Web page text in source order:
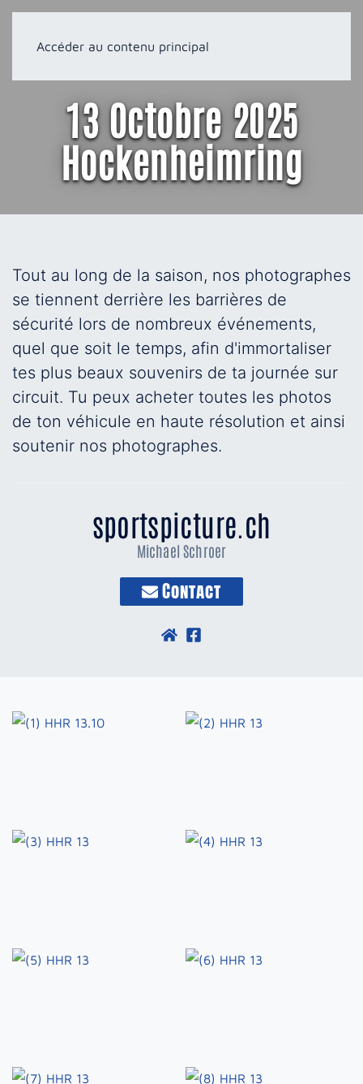
Accéder au contenu principal
13 Octobre 2025
Hockenheimring
Tout au long de la saison, nos photographes
se tiennent derrière les barrières de
sécurité lors de nombreux événements,
quel que soit le temps, afin d'immortaliser
tes plus beaux souvenirs de ta journée sur
circuit. Tu peux acheter toutes les photos
de ton véhicule en haute résolution et ainsi
soutenir nos photographes.
sportspicture.ch
Michael Schroer
Contact